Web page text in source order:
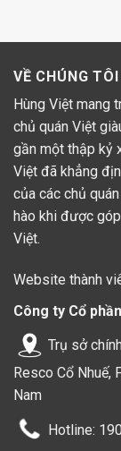
VỀ CHÚNG TÔI
Hùng Việt mang
chủ quán Việt
gần một thập kỷ
Việt đã khẳng
của các chủ
hào khi được
Việt.
Website thành
Công ty Cổ
Trụ sở
Resco Cổ Nhuế,
Nam
Hotline: